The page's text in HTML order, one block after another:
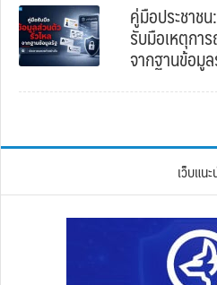
คู่มือประชาช
รับมือเหตุกา
จากฐานข้อมู
เว็บแน